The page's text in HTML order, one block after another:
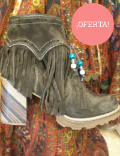
¡OFERTA!